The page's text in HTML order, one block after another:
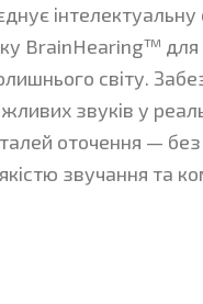
BrainHearing™
світу.
звуків у
оточення — без
звучання та